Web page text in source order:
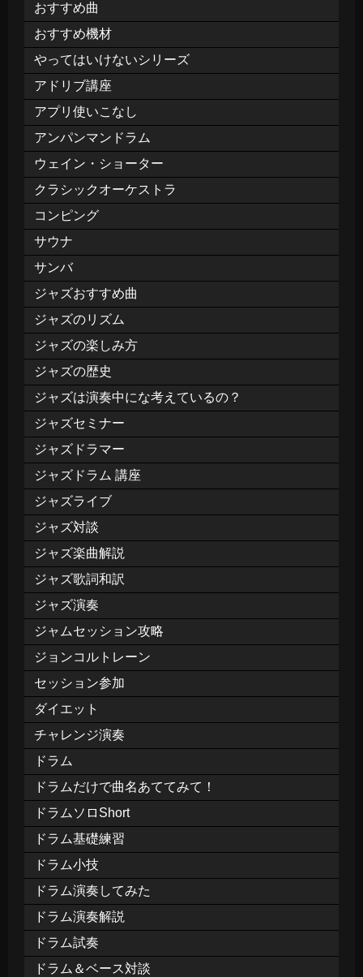
おすすめ曲
おすすめ機材
やってはいけないシリーズ
アドリブ講座
アプリ使いこなし
アンパンマンドラム
ウェイン・ショーター
クラシックオーケストラ
コンピング
サウナ
サンバ
ジャズおすすめ曲
ジャズのリズム
ジャズの楽しみ方
ジャズの歴史
ジャズは演奏中にな考えているの？
ジャズセミナー
ジャズドラマー
ジャズドラム 講座
ジャズライブ
ジャズ対談
ジャズ楽曲解説
ジャズ歌詞和訳
ジャズ演奏
ジャムセッション攻略
ジョンコルトレーン
セッション参加
ダイエット
チャレンジ演奏
ドラム
ドラムだけで曲名あててみて！
ドラムソロShort
ドラム基礎練習
ドラム小技
ドラム演奏してみた
ドラム演奏解説
ドラム試奏
ドラム＆ベース対談